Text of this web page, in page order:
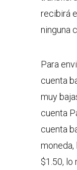
recibirá
ninguna
Para
cuenta
muy
cuenta
cuenta
moneda,
$1.50, lo